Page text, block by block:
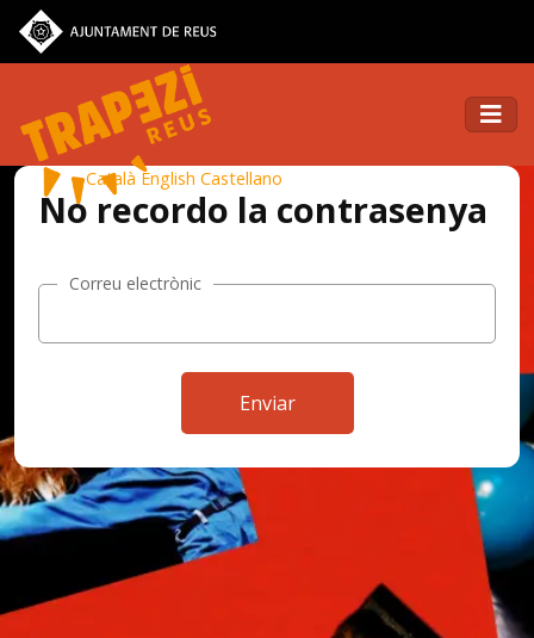
CatalàEnglishCastellano
No recordo la contrasenya
Correu electrònic
Enviar